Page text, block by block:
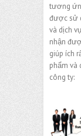
tương
được sử
và dịch
nhận
giúp ích
phẩm và
công ty: